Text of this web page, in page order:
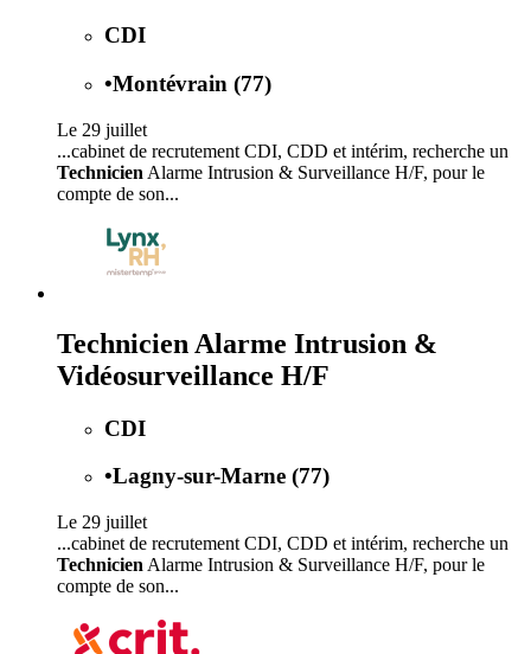
CDI
•Montévrain (77)
Le 29 juillet
...cabinet de recrutement CDI, CDD et intérim, recherche un
Technicien Alarme Intrusion & Surveillance H/F, pour le
compte de son...
Technicien Alarme Intrusion &
Vidéosurveillance H/F
CDI
•Lagny-sur-Marne (77)
Le 29 juillet
...cabinet de recrutement CDI, CDD et intérim, recherche un
Technicien Alarme Intrusion & Surveillance H/F, pour le
compte de son...